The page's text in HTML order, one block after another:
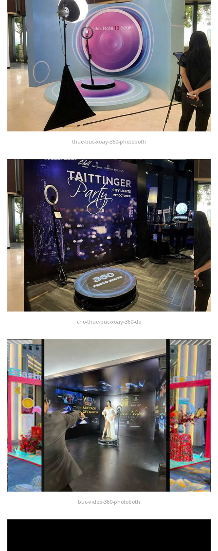
thue-buc-xoay-360-photoboth
cho-thue-buc-xoay-360-do
buc-video-360-photoboth